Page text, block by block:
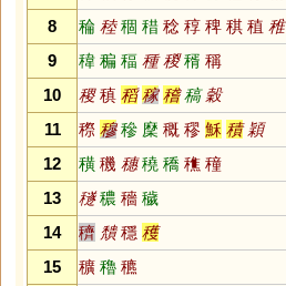
8
稐 稑 稒 稓 稔 稕 稗 稘 稙 稚
9
稦 稨 稫 種 稯 稰 稱
10
稷 稹 稻 稼 稽 稿 穀
11
穄 穆 穇 穈 穊 穋 穌 積 穎
12
穔 穖 穗 穘 穚 穛 穜
13
穟 穠 穡 穢
14
穧 穨 穩 穫
15
穬 穭 穮